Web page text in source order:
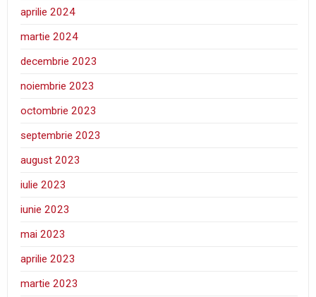
aprilie 2024
martie 2024
decembrie 2023
noiembrie 2023
octombrie 2023
septembrie 2023
august 2023
iulie 2023
iunie 2023
mai 2023
aprilie 2023
martie 2023